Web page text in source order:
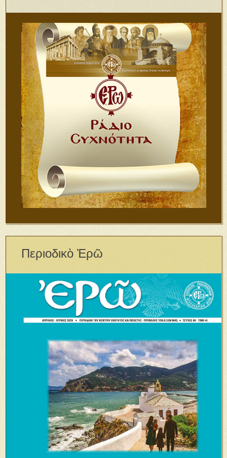
Περιοδικὸ Ἐρῶ